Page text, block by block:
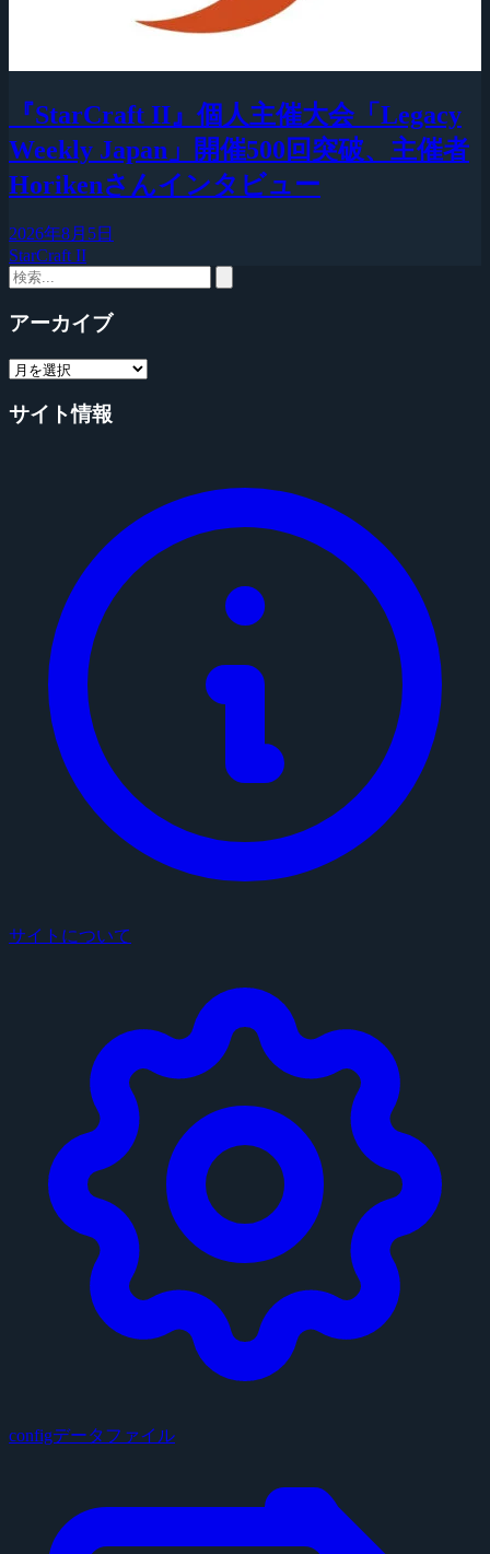
『StarCraft II』個人主催大会「Legacy
Weekly Japan」開催500回突破、主催者
Horikenさんインタビュー
2026年8月5日
StarCraft II
アーカイブ
サイト情報
サイトについて
configデータファイル